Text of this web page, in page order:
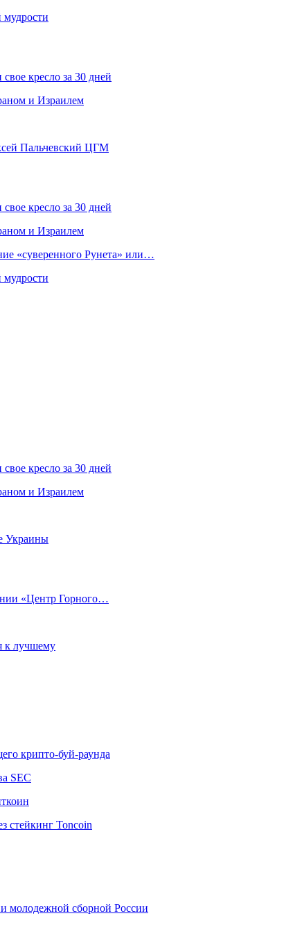
кресло за 30 дней
и Израилем
Пальчевский ЦГМ
кресло за 30 дней
и Израилем
«суверенного Рунета» или…
кресло за 30 дней
и Израилем
Украины
«Центр Горного…
к лучшему
крипто-буй-раунда
SEC
стейкинг Toncoin
молодежной сборной России